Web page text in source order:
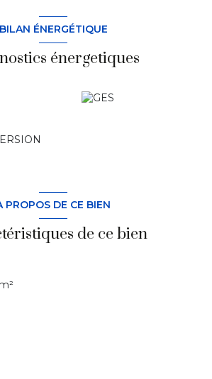
BILAN ÉNERGÉTIQUE
énergetiques
PROPOS DE CE BIEN
de ce bien